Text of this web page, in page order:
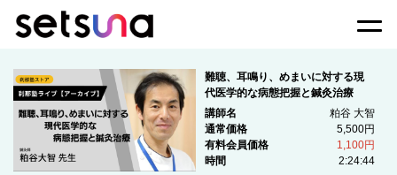
難聴、耳鳴り、めまいに対する現
代医学的な病態把握と鍼灸治療
講師名
粕谷 大智
通常価格
5,500円
有料会員価格
1,100円
時間
2:24:44